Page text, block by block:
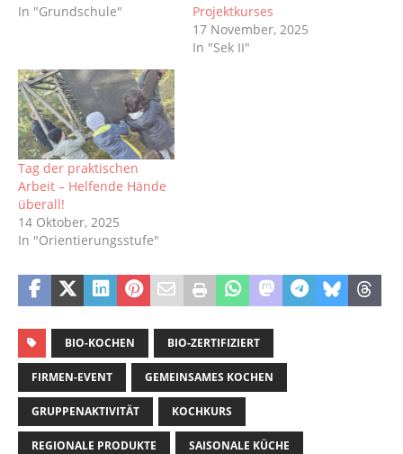
In "Grundschule"
Projektkurses
17 November, 2025
In "Sek II"
Tag der praktischen
Arbeit – Helfende Hände
überall!
14 Oktober, 2025
In "Orientierungsstufe"
BIO-KOCHEN BIO-ZERTIFIZIERT
FIRMEN-EVENT GEMEINSAMES KOCHEN
GRUPPENAKTIVITÄT KOCHKURS
REGIONALE PRODUKTE SAISONALE KÜCHE